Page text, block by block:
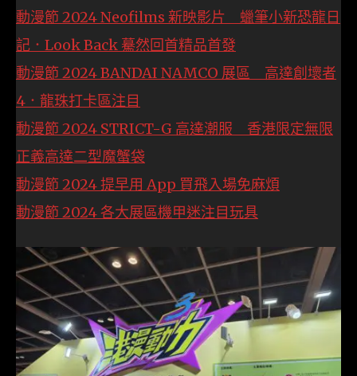
動漫節 2024 Neofilms 新映影片 蠟筆小新恐龍日
記．Look Back 驀然回首精品首發
動漫節 2024 BANDAI NAMCO 展區 高達創壞者
4．龍珠打卡區注目
動漫節 2024 STRICT-G 高達潮服 香港限定無限
正義高達二型魔蟹袋
動漫節 2024 提早用 App 買飛入場免麻煩
動漫節 2024 各大展區機甲迷注目玩具